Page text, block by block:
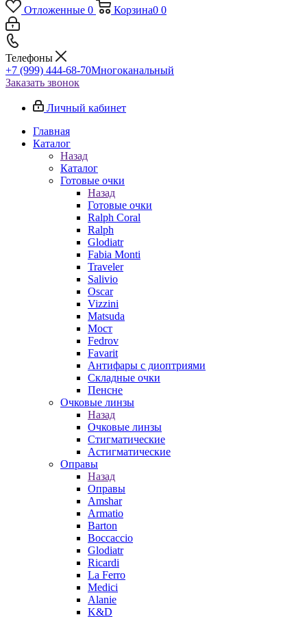
Отложенные 0 Корзина0 0
Телефоны
+7 (999) 444-68-70Многоканальный
Заказать звонок
Личный кабинет
Главная
Каталог
Назад
Каталог
Готовые очки
Назад
Готовые очки
Ralph Coral
Ralph
Glodiatr
Fabia Monti
Traveler
Salivio
Oscar
Vizzini
Matsuda
Мост
Fedrov
Favarit
Антифары с диоптриями
Складные очки
Пенсне
Очковые линзы
Назад
Очковые линзы
Стигматические
Астигматические
Оправы
Назад
Оправы
Amshar
Armatio
Barton
Boccaccio
Glodiatr
Ricardi
La Ferro
Medici
Alanie
K&D